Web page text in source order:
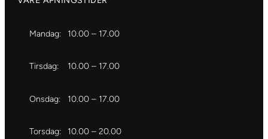
Mandag: 10.00 – 17.00
Tirsdag: 10.00 – 17.00
Onsdag: 10.00 – 17.00
Torsdag: 10.00 – 20.00